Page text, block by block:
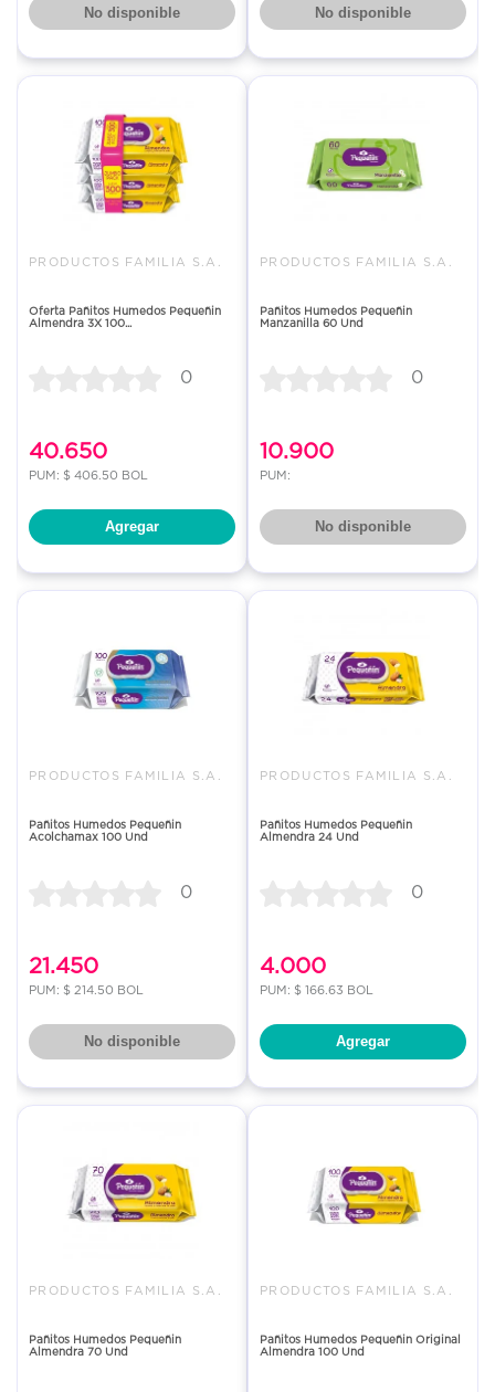
No disponible No disponible
PRODUCTOS FAMILIA S.A.
Oferta Pañitos Humedos Pequeñin
Almendra 3X 100...
0
40.650
PUM: $ 406.50 BOL
Agregar
PRODUCTOS FAMILIA S.A.
Pañitos Humedos Pequeñin
Manzanilla 60 Und
0
10.900
PUM:
No disponible
PRODUCTOS FAMILIA S.A.
Pañitos Humedos Pequeñin
Acolchamax 100 Und
0
21.450
PUM: $ 214.50 BOL
No disponible
PRODUCTOS FAMILIA S.A.
Pañitos Humedos Pequeñin
Almendra 24 Und
0
4.000
PUM: $ 166.63 BOL
Agregar
PRODUCTOS FAMILIA S.A.
Pañitos Humedos Pequeñin
Almendra 70 Und
PRODUCTOS FAMILIA S.A.
Pañitos Humedos Pequeñin Original
Almendra 100 Und